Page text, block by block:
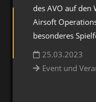
des AVO auf den
Airsoft
besonderes
25.03.2023
Event und